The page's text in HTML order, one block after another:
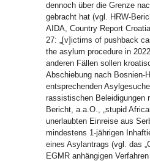
dennoch über die Grenze
gebracht hat (vgl. HRW-
AIDA, Country Report
27: „[v]ictims of pushback
the asylum procedure in
anderen Fällen sollen
Abschiebung nach Bosnien-
entsprechenden
rassistischen Beleidigungen
Bericht, a.a.O., „stupid
unerlaubten Einreise aus
mindestens 1-jährigen
eines Asylantrags (vgl. das
EGMR anhängigen